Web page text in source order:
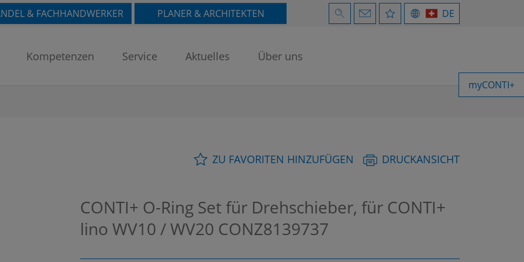
& FACHHANDWERKER PLANER & ARCHITEKTEN DE
Kompetenzen Service Aktuelles Über uns
myCONTI+
ZU FAVORITEN HINZUFÜGEN DRUCKANSICHT
CONTI+ O-Ring Set für Drehschieber, für CONTI+
lino WV10 / WV20 CONZ8139737